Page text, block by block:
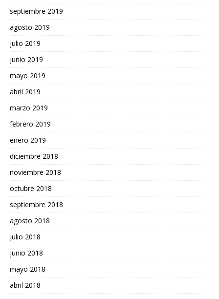
septiembre 2019
agosto 2019
julio 2019
junio 2019
mayo 2019
abril 2019
marzo 2019
febrero 2019
enero 2019
diciembre 2018
noviembre 2018
octubre 2018
septiembre 2018
agosto 2018
julio 2018
junio 2018
mayo 2018
abril 2018